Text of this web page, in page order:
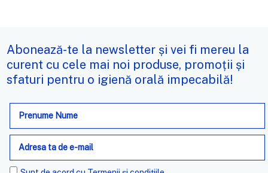
Abonează-te la newsletter și vei fi mereu la
curent cu cele mai noi produse, promoții și
sfaturi pentru o igienă orală impecabilă!
Adresa
e-
mail